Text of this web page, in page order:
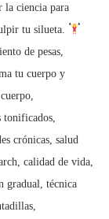
la ciencia para
tu silueta.
de pesas,
tu cuerpo y
tonificados,
crónicas, salud
calidad de vida,
gradual, técnica